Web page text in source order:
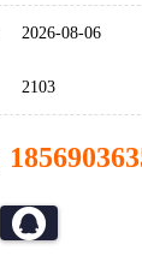
2026-08-06
2103